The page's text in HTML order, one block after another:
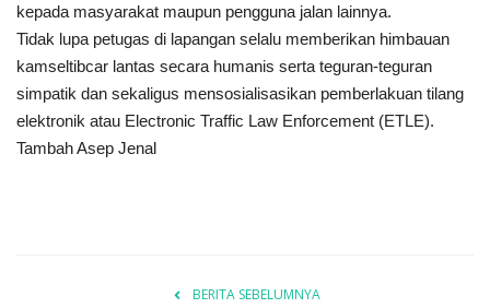
kepada masyarakat maupun pengguna jalan lainnya.
Tidak lupa petugas di lapangan selalu memberikan himbauan
kamseltibcar lantas secara humanis serta teguran-teguran
simpatik dan sekaligus mensosialisasikan pemberlakuan tilang
elektronik atau Electronic Traffic Law Enforcement (ETLE).
Tambah Asep Jenal
BERITA SEBELUMNYA